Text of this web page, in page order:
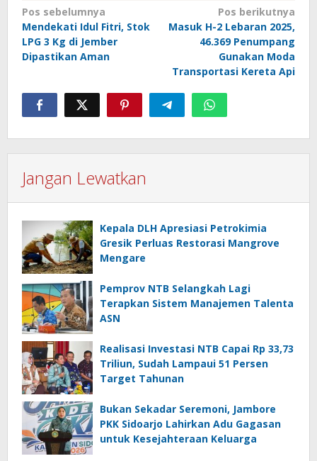
Navigasi
pos
Pos sebelumnya
Mendekati Idul Fitri, Stok
LPG 3 Kg di Jember
Dipastikan Aman
Pos berikutnya
Masuk H-2 Lebaran 2025,
46.369 Penumpang
Gunakan Moda
Transportasi Kereta Api
Jangan Lewatkan
Kepala DLH Apresiasi Petrokimia
Gresik Perluas Restorasi Mangrove
Mengare
Pemprov NTB Selangkah Lagi
Terapkan Sistem Manajemen Talenta
ASN
Realisasi Investasi NTB Capai Rp 33,73
Triliun, Sudah Lampaui 51 Persen
Target Tahunan
Bukan Sekadar Seremoni, Jambore
PKK Sidoarjo Lahirkan Adu Gagasan
untuk Kesejahteraan Keluarga